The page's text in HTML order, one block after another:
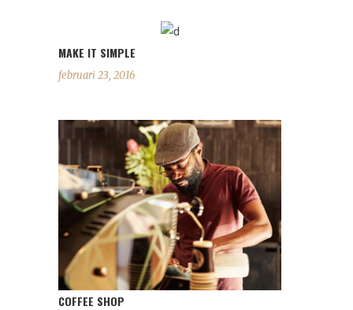
MAKE IT SIMPLE
februari 23, 2016
COFFEE SHOP